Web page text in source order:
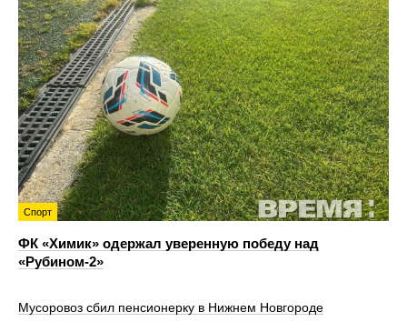
Спорт
ФК «Химик» одержал уверенную победу над
«Рубином‑2»
Мусоровоз сбил пенсионерку в Нижнем Новгороде